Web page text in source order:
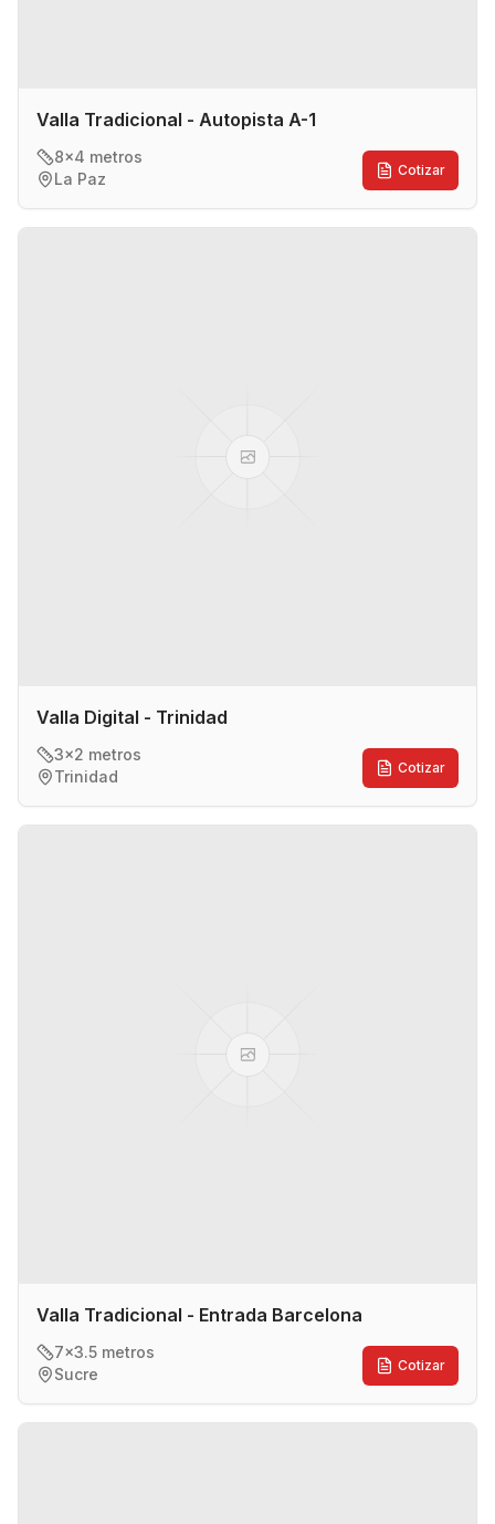
Valla Tradicional - Autopista A-1
8x4 metros
La Paz
Cotizar
Valla Digital - Trinidad
3x2 metros
Trinidad
Cotizar
Valla Tradicional - Entrada Barcelona
7x3.5 metros
Sucre
Cotizar